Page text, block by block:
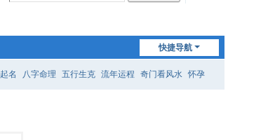
快捷导航
起名 八字命理 五行生克 流年运程 奇门看风水 怀孕